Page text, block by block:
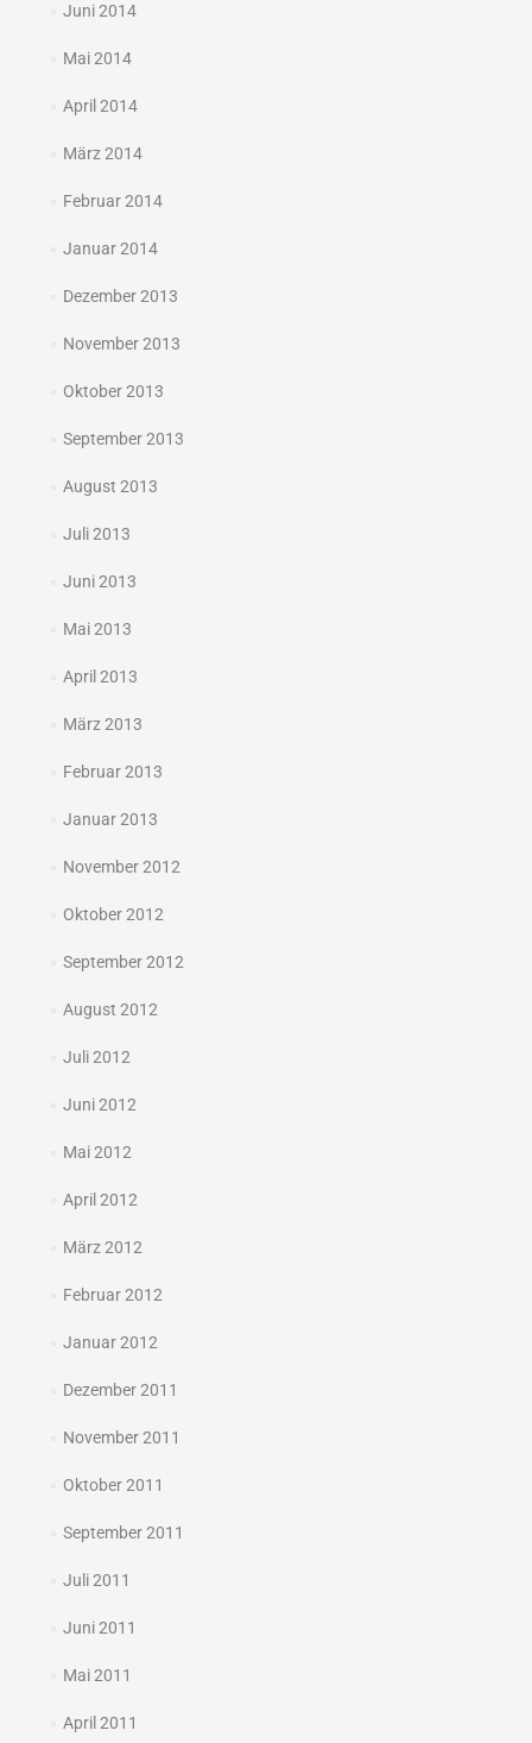
Juni 2014
Mai 2014
April 2014
März 2014
Februar 2014
Januar 2014
Dezember 2013
November 2013
Oktober 2013
September 2013
August 2013
Juli 2013
Juni 2013
Mai 2013
April 2013
März 2013
Februar 2013
Januar 2013
November 2012
Oktober 2012
September 2012
August 2012
Juli 2012
Juni 2012
Mai 2012
April 2012
März 2012
Februar 2012
Januar 2012
Dezember 2011
November 2011
Oktober 2011
September 2011
Juli 2011
Juni 2011
Mai 2011
April 2011